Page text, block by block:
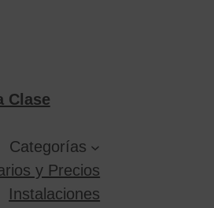
Clase
Categorías
y Precios
Instalaciones